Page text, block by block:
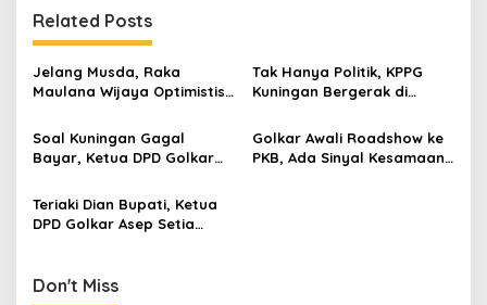
Related Posts
Jelang Musda, Raka
Maulana Wijaya Optimistis
Golkar Kuningan
Tak Hanya Politik, KPPG
Kuningan Bergerak di
Perempuan
Soal Kuningan Gagal
Bayar, Ketua DPD Golkar
Kebijakan
Golkar Awali Roadshow ke
PKB, Ada Sinyal Kesamaan
Teriaki Dian Bupati, Ketua
DPD Golkar Asep Setia
Don't Miss